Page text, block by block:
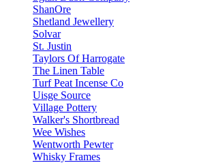
ShanOre
Shetland Jewellery
Solvar
St. Justin
Taylors Of Harrogate
The Linen Table
Turf Peat Incense Co
Uisge Source
Village Pottery
Walker's Shortbread
Wee Wishes
Wentworth Pewter
Whisky Frames